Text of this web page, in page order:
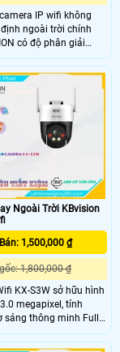
IP wifi không
ngoài trời chính
có độ phân giải
ảnh sắc nét. Camera
30m, ánh sáng
tích hợp mic ghi âm,
lên đến 256GB,
và xe thông minh.
nước IP67 và mức
là lựa chọn lý tưởng
gian ngoài trời.
Ngoài Trời KBvision
1,500,000 ₫
1,800,000 ₫
KX-S3W sở hữu hình
megapixel, tính
sáng thông minh Full
năng chống ngược
cùng khả năng quay